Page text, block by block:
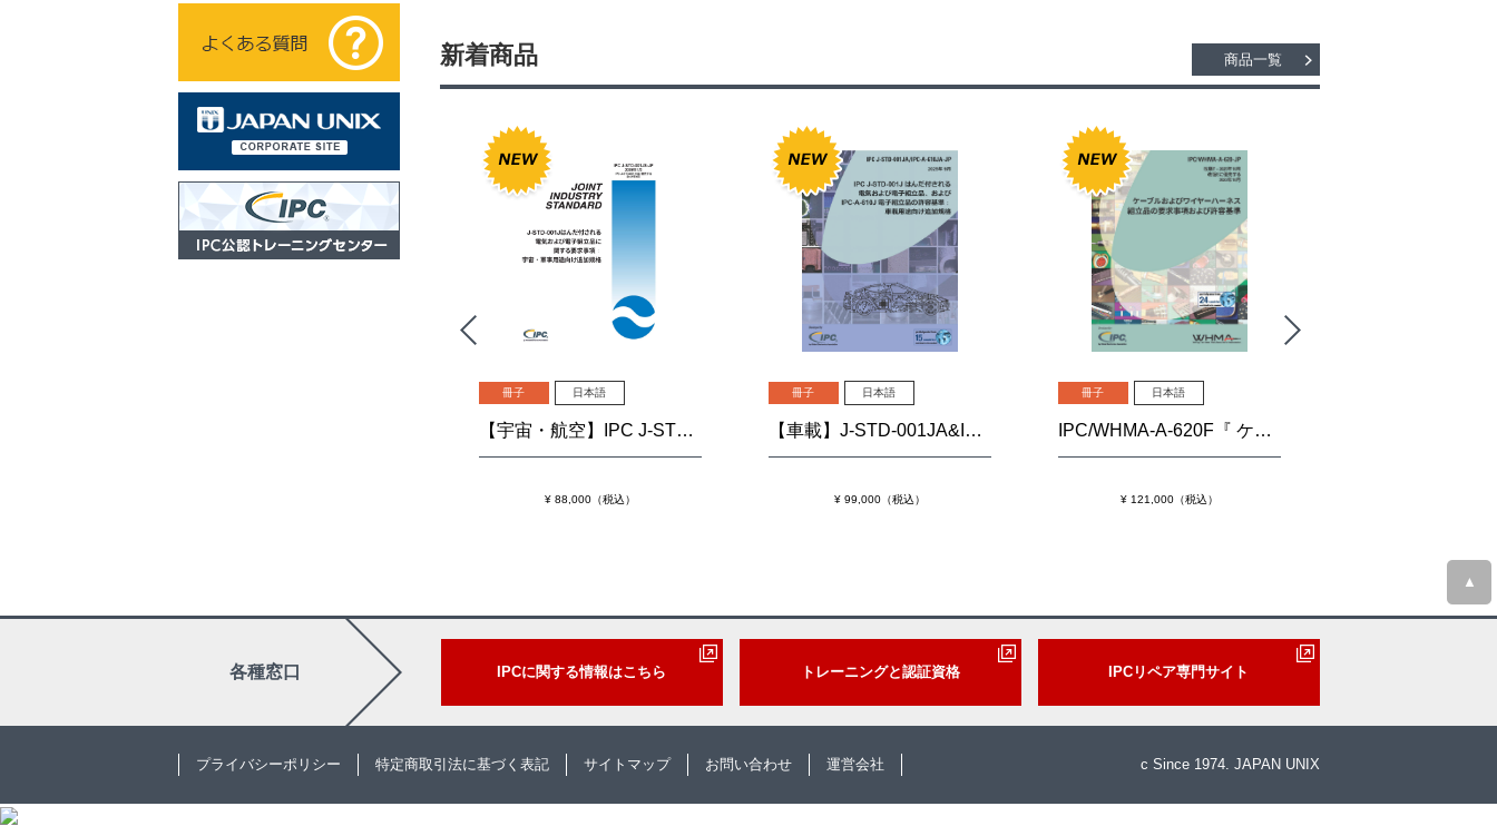
新着商品
冊子 日本語
【宇宙・航空】IPC J-STD-001JS『はんだ付される電気および電子組立品に関する要求事項：宇宙・軍事用途向け追加規格』
¥ 88,000（税込）
冊子 日本語
【車載】J-STD-001JA&IPC-A-610JA「はんだ付される電子組立品の要求事項」および「電子組立品の許容基準」
¥ 99,000（税込）
冊子 日本語
IPC/WHMA-A-620F『 ケーブルおよびワイヤーハーネス組立品の要求事項および許容基準』
¥ 121,000（税込）
商品一覧
▲
各種窓口 IPCに関する情報はこちら トレーニングと認証資格 IPCリペア専門サイト
プライバシーポリシー 特定商取引法に基づく表記 サイトマップ お問い合わせ 運営会社 c Since 1974. JAPAN UNIX